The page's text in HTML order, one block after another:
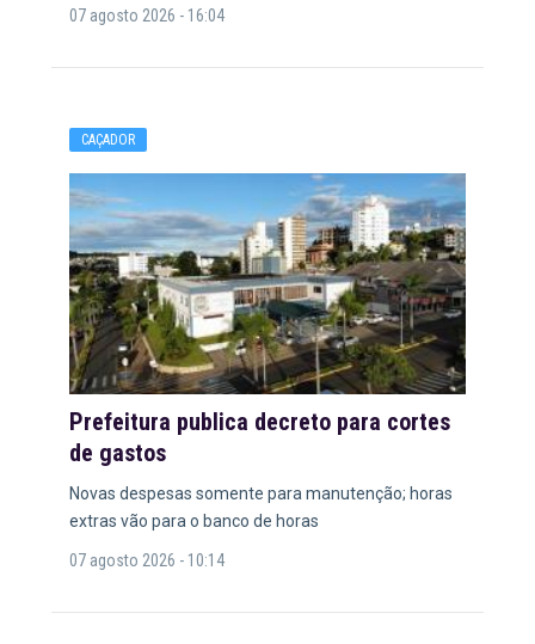
07 agosto 2026 - 16:04
CAÇADOR
Prefeitura publica decreto para cortes
de gastos
Novas despesas somente para manutenção; horas
extras vão para o banco de horas
07 agosto 2026 - 10:14